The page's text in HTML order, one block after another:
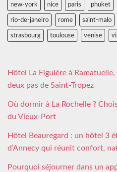
new-york nice paris phuket
rio-de-janeiro rome saint-malo
strasbourg toulouse venise
Hôtel La Figuière à
deux pas de Saint-Tropez
Où dormir à La Rochelle ?
du Vieux-Port
Hôtel Beauregard : un hôtel 3
d’Annecy qui réunit confort,
Pourquoi séjourner dans un